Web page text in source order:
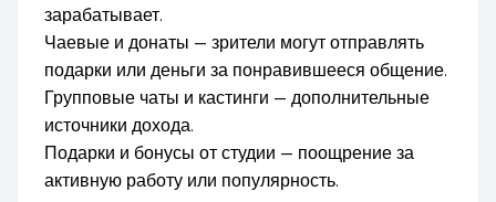
зарабатывает.
Чаевые и донаты — зрители могут отправлять
подарки или деньги за понравившееся общение.
Групповые чаты и кастинги — дополнительные
источники дохода.
Подарки и бонусы от студии — поощрение за
активную работу или популярность.